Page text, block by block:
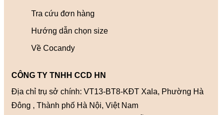
CÔNG TY TNHH CCD HN
Địa chỉ trụ sở chính: VT13-BT8-KĐT Xala, Phường Hà
Đông , Thành phố Hà Nội, Việt Nam
Tra cứu đơn hàng
Hướng dẫn chọn size
Về Cocandy